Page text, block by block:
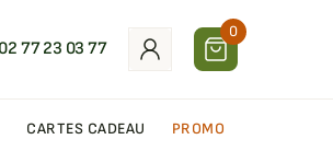
02 77 23 03 77
0
CARTES CADEAU PROMO